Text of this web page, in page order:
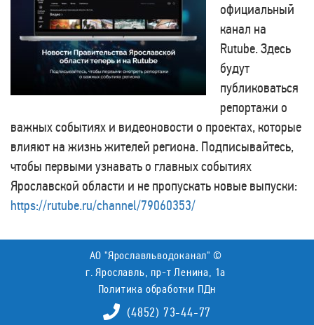
официальный
канал на
Rutube. Здесь
будут
публиковаться
репортажи о
важных событиях и видеоновости о проектах, которые
влияют на жизнь жителей региона. Подписывайтесь,
чтобы первыми узнавать о главных событиях
Ярославской области и не пропускать новые выпуски:
https://rutube.ru/channel/79060353/
АО "Ярославльводоканал" ©
г. Ярославль, пр-т Ленина, 1а
Политика обработки ПДн
(4852) 73-44-77